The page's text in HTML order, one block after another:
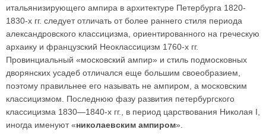
итальянизирующего ампира в архитектуре Петербурга 1820-
1830-х гг. следует отличать от более раннего стиля периода
александровского классицизма, ориентированного на греческую
архаику и французский Неоклассицизм 1760-х гг.
Провинциальный «московский ампир» и стиль подмосковных
дворянских усадеб отличался еще большим своеобразием,
поэтому правильнее его называть не ампиром, а московским
классицизмом. Последнюю фазу развития петербургского
классицизма 1830—1840-х гг., в период царствования Николая I,
иногда именуют «николаевским ампиром».